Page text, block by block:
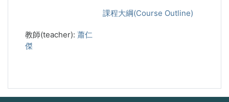
課程大綱(Course Outline)
教師(teacher): 蕭仁
傑